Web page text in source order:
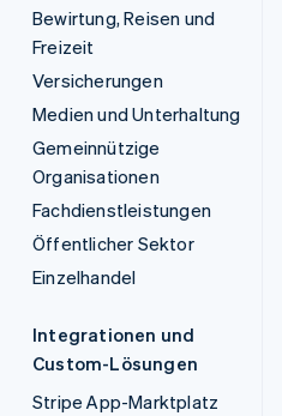
Bewirtung, Reisen und
Freizeit
Versicherungen
Medien und Unterhaltung
Gemeinnützige
Organisationen
Fachdienstleistungen
Öffentlicher Sektor
Einzelhandel
Integrationen und
Custom-Lösungen
Stripe App-Marktplatz